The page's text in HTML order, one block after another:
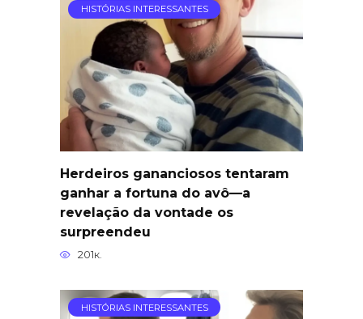
HISTÓRIAS INTERESSANTES
Herdeiros gananciosos tentaram
ganhar a fortuna do avô—a
revelação da vontade os
surpreendeu
201к.
HISTÓRIAS INTERESSANTES